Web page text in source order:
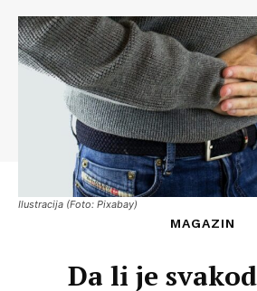
Ilustracija (Foto: Pixabay)
MAGAZIN
Da li je